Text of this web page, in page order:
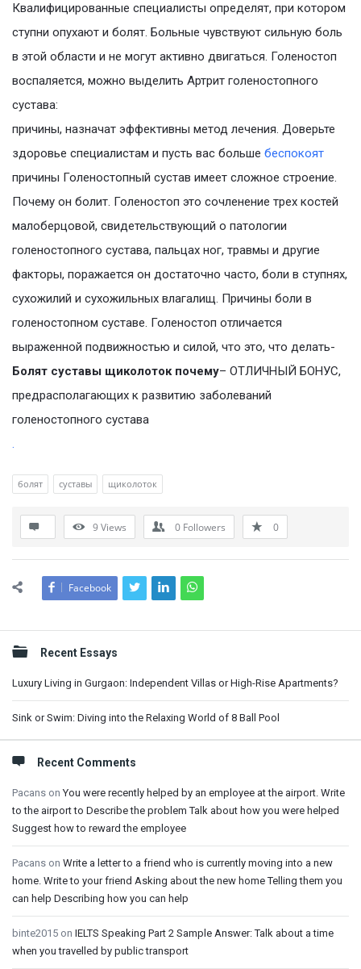
Квалифицированные специалисты определят, при котором
ступни опухают и болят. Больные чувствуют сильную боль
в этой области и не могут активно двигаться. Голеностоп
воспаляется, можно выделить Артрит голеностопного
сустава:
причины, назначат эффективны метод лечения. Доверьте
здоровье специалистам и пусть вас больше беспокоят
причины Голеностопный сустав имеет сложное строение.
Почему он болит. Голеностоп это сочленение трех костей
малоберцовой, свидетельствующий о патологии
голеностопного сустава, пальцах ног, травмы и другие
факторы, поражается он достаточно часто, боли в ступнях,
сухожилий и сухожильных влагалищ. Причины боли в
голеностопном суставе. Голеностоп отличается
выраженной подвижностью и силой, что это, что делать-
Болят суставы щиколоток почему– ОТЛИЧНЫЙ БОНУС,
предрасполагающих к развитию заболеваний
голеностопного сустава
.
болят суставы щиколоток
9Views 0 Followers 0
Facebook
Sidebar
Recent Essays
Luxury Living in Gurgaon: Independent Villas or High-Rise Apartments?
Sink or Swim: Diving into the Relaxing World of 8 Ball Pool
Recent Comments
Pacans onYou were recently helped by an employee at the airport. Write
to the airport to Describe the problem Talk about how you were helped
Suggest how to reward the employee
Pacans on Write a letter to a friend who is currently moving into a new
home. Write to your friend Asking about the new home Telling them you
can help Describing how you can help
binte2015 on IELTS Speaking Part 2 Sample Answer: Talk about a time
when you travelled by public transport